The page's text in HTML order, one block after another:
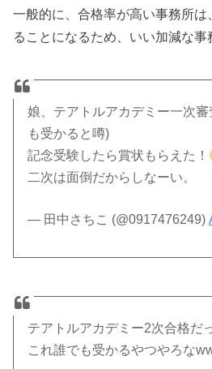
一般的に、合格率が高い事務所
ることになるため、いい加減な事
娘、テアトルアカデミー一次
も受かると噂)
記念受験したら賞状もらえた！
二次は面倒だからしなーい。
— 田中さちこ (@0917476249)
テアトルアカデミー2次合格だ
これ誰でも受かるやつやろな